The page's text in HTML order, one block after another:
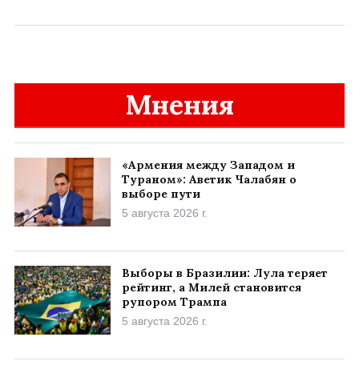
Мнения
«Армения между Западом и
Тураном»: Аветик Чалабян о
выборе пути
5 августа 2026 г.
Выборы в Бразилии: Лула теряет
рейтинг, а Милей становится
рупором Трампа
5 августа 2026 г.